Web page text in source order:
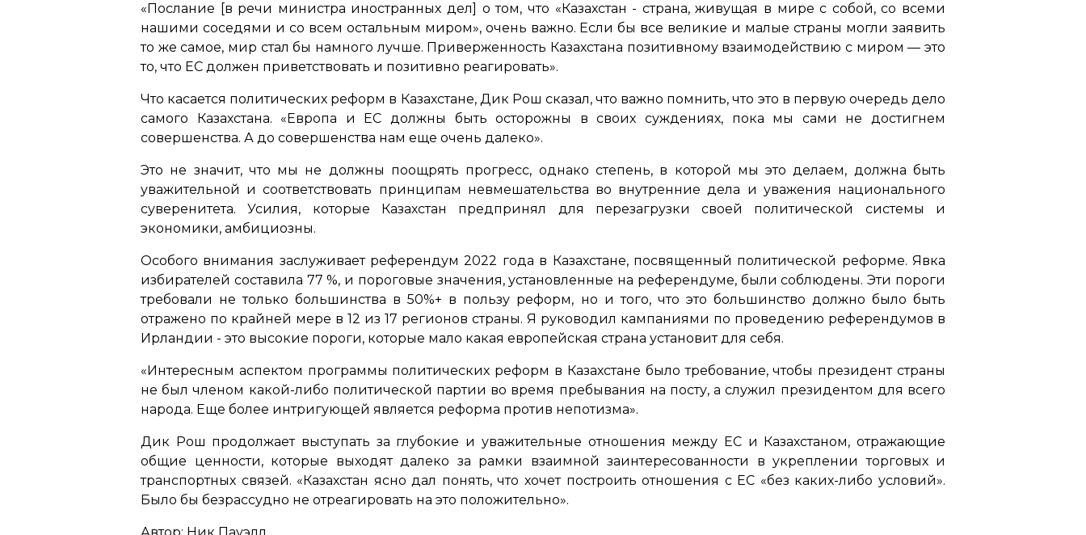
«Послание [в речи министра иностранных дел] о том, что «Казахстан - страна, живущая в мире с собой, со всеми
нашими соседями и со всем остальным миром», очень важно. Если бы все великие и малые страны могли заявить
то же самое, мир стал бы намного лучше. Приверженность Казахстана позитивному взаимодействию с миром — это
то, что ЕС должен приветствовать и позитивно реагировать».
Что касается политических реформ в Казахстане, Дик Рош сказал, что важно помнить, что это в первую очередь дело
самого Казахстана. «Европа и ЕС должны быть осторожны в своих суждениях, пока мы сами не достигнем
совершенства. А до совершенства нам еще очень далеко».
Это не значит, что мы не должны поощрять прогресс, однако степень, в которой мы это делаем, должна быть
уважительной и соответствовать принципам невмешательства во внутренние дела и уважения национального
суверенитета. Усилия, которые Казахстан предпринял для перезагрузки своей политической системы и
экономики, амбициозны.
Особого внимания заслуживает референдум 2022 года в Казахстане, посвященный политической реформе. Явка
избирателей составила 77 %, и пороговые значения, установленные на референдуме, были соблюдены. Эти пороги
требовали не только большинства в 50%+ в пользу реформ, но и того, что это большинство должно было быть
отражено по крайней мере в 12 из 17 регионов страны. Я руководил кампаниями по проведению референдумов в
Ирландии - это высокие пороги, которые мало какая европейская страна установит для себя.
«Интересным аспектом программы политических реформ в Казахстане было требование, чтобы президент страны
не был членом какой-либо политической партии во время пребывания на посту, а служил президентом для всего
народа. Еще более интригующей является реформа против непотизма».
Дик Рош продолжает выступать за глубокие и уважительные отношения между ЕС и Казахстаном, отражающие
общие ценности, которые выходят далеко за рамки взаимной заинтересованности в укреплении торговых и
транспортных связей. «Казахстан ясно дал понять, что хочет построить отношения с ЕС «без каких-либо условий».
Было бы безрассудно не отреагировать на это положительно».